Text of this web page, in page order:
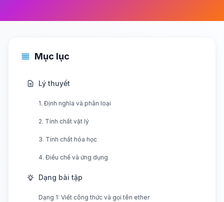
Mục lục
Lý thuyết
1. Định nghĩa và phân loại
2. Tính chất vật lý
3. Tính chất hóa học
4. Điều chế và ứng dụng
Dạng bài tập
Dạng 1: Viết công thức và gọi tên ether